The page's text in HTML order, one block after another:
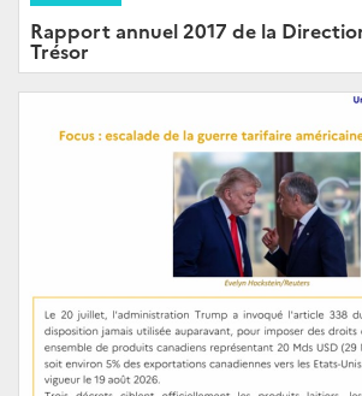
Rapport annuel 2017 de la
Trésor